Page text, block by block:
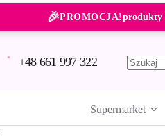
🎉PROMOCJA!produkty
+48 661 997 322
Supermarket